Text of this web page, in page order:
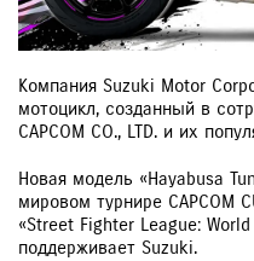
Компания Suzuki Motor
мотоцикл, созданный в
CAPCOM CO., LTD. и их
Новая модель «Hayabusa
мировом турнире CAPCOM
«Street Fighter League:
поддерживает Suzuki.